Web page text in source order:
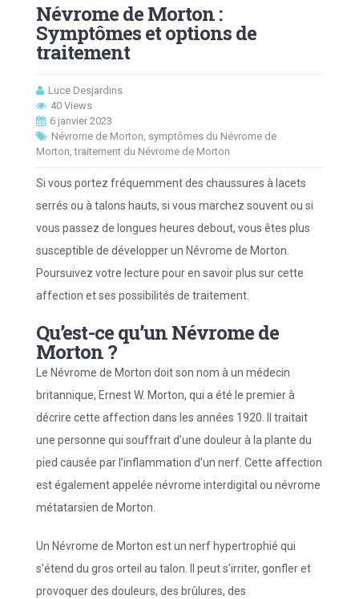
Névrome de Morton :
Symptômes et options de
traitement
Luce Desjardins
40 Views
6 janvier 2023
Névrome de Morton, symptômes du Névrome de
Morton,traitement du Névrome de Morton
Si vous portez fréquemment des chaussures à lacets
serrés ou à talons hauts, si vous marchez souvent ou si
vous passez de longues heures debout, vous êtes plus
susceptible de développer un Névrome de Morton.
Poursuivez votre lecture pour en savoir plus sur cette
affection et ses possibilités de traitement.
Qu’est-ce qu’un Névrome de
Morton ?
Le Névrome de Morton doit son nom à un médecin
britannique, Ernest W. Morton, qui a été le premier à
décrire cette affection dans les années 1920. Il traitait
une personne qui souffrait d’une douleur à la plante du
pied causée par l’inflammation d’un nerf. Cette affection
est également appelée névrome interdigital ou névrome
métatarsien de Morton.
Un Névrome de Morton est un nerf hypertrophié qui
s’étend du gros orteil au talon. Il peut s’irriter, gonfler et
provoquer des douleurs, des brûlures, des